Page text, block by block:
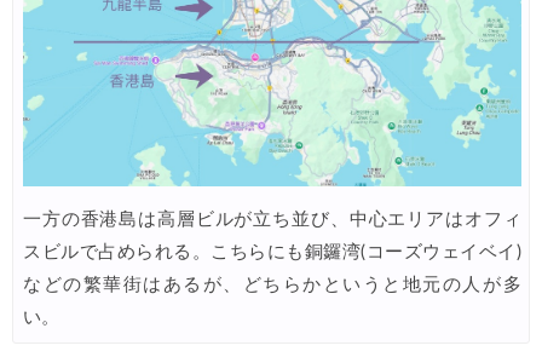
Trip.com) 海外航空券 最大2,500円OFFクーポン
Trip.com) 航空券＋ホテル 最大5,000円OFFクーポン
07/22 JTB) 海外ツアー(20代) 最大28,000円OFFクーポン
JTB) 海外ツアー(10代) 最大28,000円OFFクーポン
07/21 エアトリ) 航空券+ホテル 最大30,000円OFFクーポン
07/21 エアトリ) 海外航空券 最大10,000円OFFクーポン
一方の香港島は高層ビルが立ち並び、中心エリアはオフィ
スビルで占められる。こちらにも銅鑼湾(コーズウェイベイ)
などの繁華街はあるが、どちらかというと地元の人が多
い。